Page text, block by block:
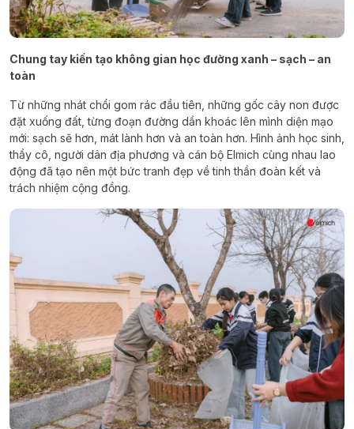
Chung tay kiến tạo không gian học đường xanh – sạch – an
toàn
Từ những nhát chổi gom rác đầu tiên, những gốc cây non được
đặt xuống đất, từng đoạn đường dần khoác lên mình diện mạo
mới: sạch sẽ hơn, mát lành hơn và an toàn hơn. Hình ảnh học sinh,
thầy cô, người dân địa phương và cán bộ Elmich cùng nhau lao
động đã tạo nên một bức tranh đẹp về tinh thần đoàn kết và
trách nhiệm cộng đồng.